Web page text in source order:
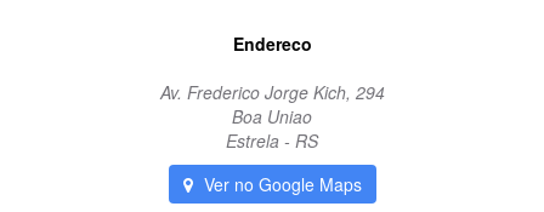
Endereco
Av. Frederico Jorge Kich, 294
Boa Uniao
Estrela - RS
Ver no Google Maps